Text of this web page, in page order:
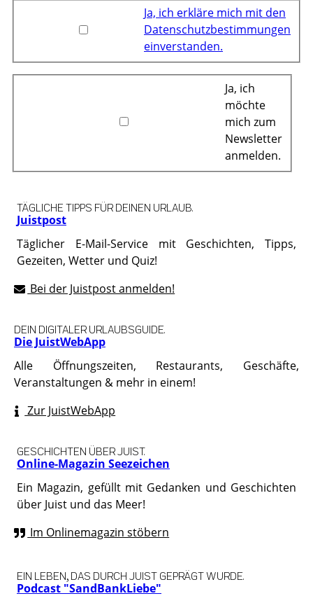
Ja, ich erkläre mich mit den
Datenschutzbestimmungen
einverstanden.
Ja, ich
möchte
mich zum
Newsletter
anmelden.
Juistpost
TÄGLICHE TIPPS FÜR DEINEN URLAUB.
Täglicher E-Mail-Service mit Geschichten, Tipps,
Gezeiten, Wetter und Quiz!
Bei der Juistpost anmelden!
Die JuistWebApp
DEIN DIGITALER URLAUBSGUIDE.
Alle Öffnungszeiten, Restaurants, Geschäfte,
Veranstaltungen & mehr in einem!
Zur JuistWebApp
Online-Magazin Seezeichen
GESCHICHTEN ÜBER JUIST.
Ein Magazin, gefüllt mit Gedanken und Geschichten
über Juist und das Meer!
Im Onlinemagazin stöbern
Podcast "SandBankLiebe"
EIN LEBEN, DAS DURCH JUIST GEPRÄGT WURDE.